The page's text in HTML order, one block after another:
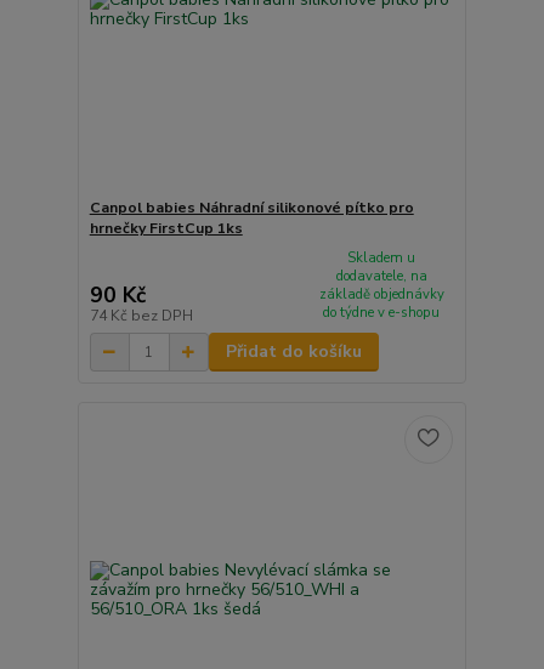
Canpol babies Náhradní silikonové pítko pro
hrnečky FirstCup 1ks
90 Kč
74 Kč bez DPH
Skladem u
dodavatele, na
základě objednávky
do týdne v e-shopu
Přidat do košíku